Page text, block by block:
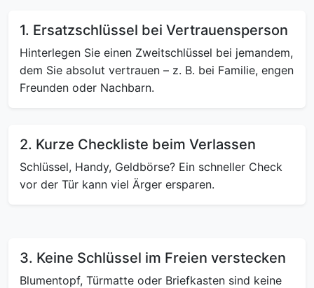
1. Ersatzschlüssel bei Vertrauensperson
Hinterlegen Sie einen Zweitschlüssel bei jemandem,
dem Sie absolut vertrauen – z. B. bei Familie, engen
Freunden oder Nachbarn.
2. Kurze Checkliste beim Verlassen
Schlüssel, Handy, Geldbörse? Ein schneller Check
vor der Tür kann viel Ärger ersparen.
3. Keine Schlüssel im Freien verstecken
Blumentopf, Türmatte oder Briefkasten sind keine